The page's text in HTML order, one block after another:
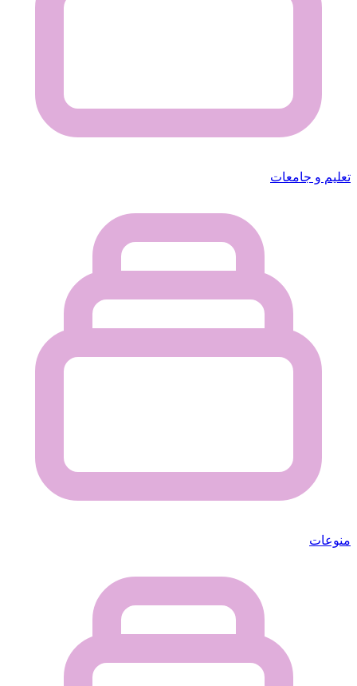
تعليم و جامعات
منوعات